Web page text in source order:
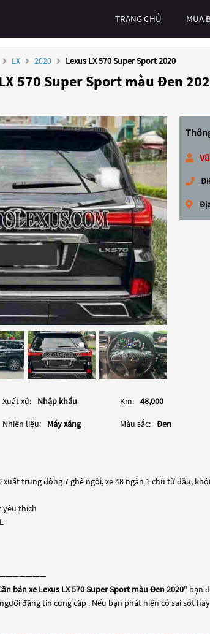
TRANG CHỦ MUA
LX 2020 Lexus LX 570 Super Sport 2020
570 Super Sport màu Đen
Xuất xứ: Nhập khẩu Km: 48,000
Nhiên liệu: Máy xăng Màu sắc: Đen
xuất trung đông 7 ghế ngồi, xe 48 ngàn 1 chủ từ đầu,
yêu thích
bán xe Lexus LX 570 Super Sport màu Đen 2020" bạn
đăng tin cung cấp . Nếu bạn phát hiện có sai sót